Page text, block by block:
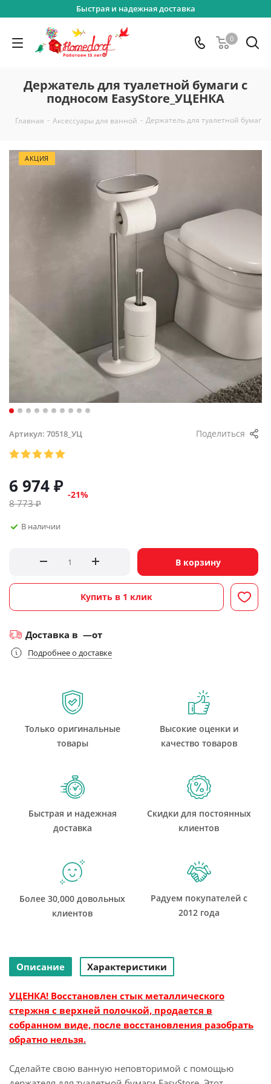
Быстрая и надежная доставка
0
Держатель для туалетной бумаги с
подносом EasyStore_УЦЕНКА
Главная - Аксессуары для ванной - Держатель для туалетной бумаги
АКЦИЯ
Артикул: 70518_УЦ Поделиться
6 974₽
8 773₽
-21%
В наличии
В корзину
Купить в 1 клик
Доставка в —от
Подробнее о доставке
Только оригинальные
товары
Высокие оценки и
качество товаров
Быстрая и надежная
доставка
Скидки для постоянных
клиентов
Более 30,000 довольных
клиентов
Радуем покупателей с
2012 года
Описание Характеристики
УЦЕНКА! Восстановлен стык металлического
стержня с верхней полочкой, продается в
собранном виде, после восстановления разобрать
обратно нельзя.
Сделайте свою ванную неповторимой с помощью